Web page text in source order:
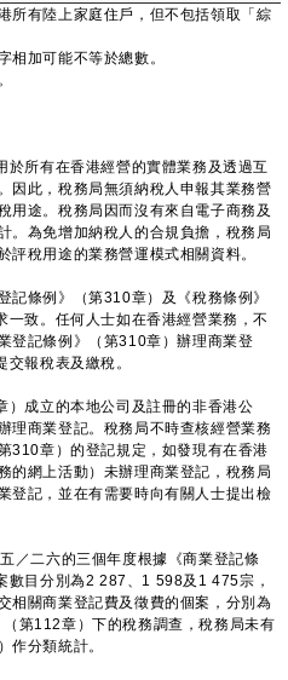
所有陸上家庭住戶，但不包括領取「綜
相加可能不等於總數。
於所有在香港經營的實體業務及透過互
因此，稅務局無須納稅人申報其業務營
用途。稅務局因而沒有來自電子商務及
。為免增加納稅人的合規負擔，稅務局
稅用途的業務營運模式相關資料。
記條例》（第310章）及《稅務條例》
一致。任何人士如在香港經營業務，不
登記條例》（第310章）辦理商業登
報稅表及繳稅。
成立的本地公司及註冊的非香港公
理商業登記。稅務局不時查核經營業務
310章）的登記規定，如發現有在香港
的網上活動）未辦理商業登記，稅務局
登記，並在有需要時向有關人士提出檢
二六的三個年度根據《商業登記條
數目分別為2 287、1 598及1 475宗，
相關商業登記費及徵費的個案，分別為
第112章）下的稅務調查，稅務局未有
作分類統計。